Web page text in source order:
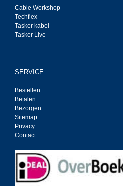
Cable Workshop
Techflex
Tasker kabel
Tasker Live
SERVICE
Bestellen
Betalen
Bezorgen
Sitemap
Privacy
Contact